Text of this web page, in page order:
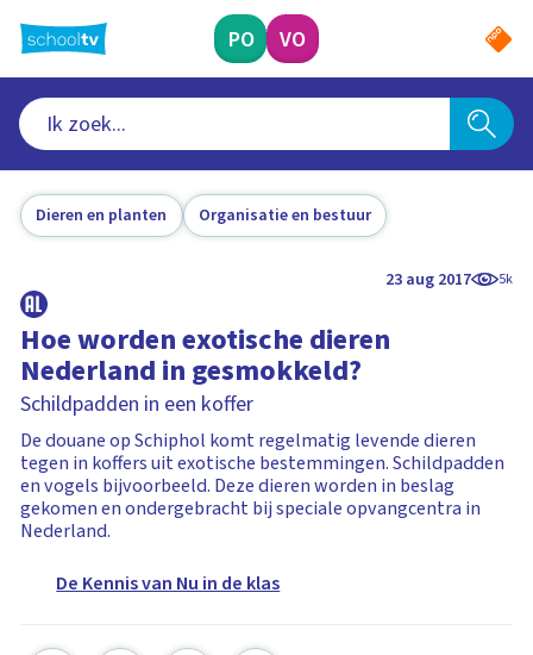
naar
hoofdinhoud
PO VO
Dieren en planten Organisatie en bestuur
23 aug 2017 5k
Hoe worden exotische dieren
Nederland in gesmokkeld?
Schildpadden in een koffer
De douane op Schiphol komt regelmatig levende dieren
tegen in koffers uit exotische bestemmingen. Schildpadden
en vogels bijvoorbeeld. Deze dieren worden in beslag
gekomen en ondergebracht bij speciale opvangcentra in
Nederland.
De Kennis van Nu in de klas